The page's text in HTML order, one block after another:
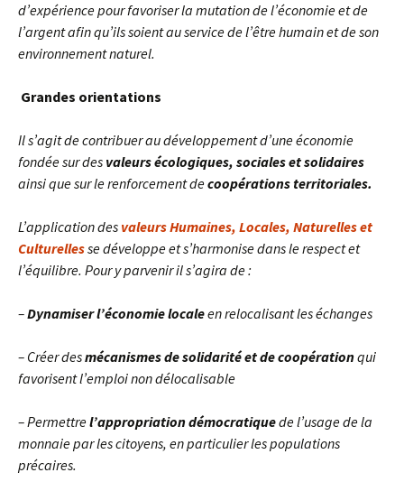
d’expérience pour favoriser la mutation de l’économie et de
l’argent afin qu’ils soient au service de l’être humain et de son
environnement naturel.
Grandes orientations
Il s’agit de contribuer au développement d’une économie
fondée sur des valeurs écologiques, sociales et solidaires
ainsi que sur le renforcement decoopérations territoriales.
L’application des valeurs Humaines, Locales, Naturelles et
Culturellesse développe et s’harmonise dans le respect et
l’équilibre. Pour y parvenir il s’agira de :
–Dynamiser l’économie localeen relocalisant les échanges
– Créer desmécanismes de solidarité et de coopérationqui
favorisent l’emploi non délocalisable
– Permettrel’appropriation démocratiquede l’usage de la
monnaie par les citoyens, en particulier les populations
précaires.